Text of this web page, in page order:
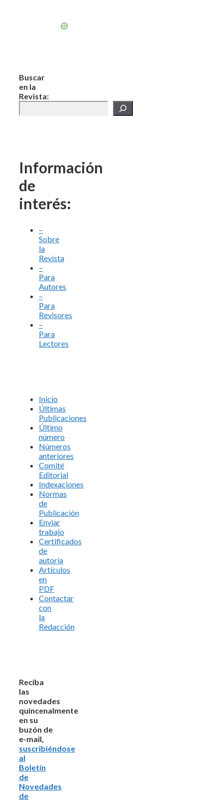
Buscar
en la
Revista:
Información
de
interés:
–
Sobre
la
Revista
–
Para
Autores
–
Para
Revisores
–
Para
Lectores
Inicio
Últimas
Publicaciones
Último
número
Números
anteriores
Comité
Editorial
Indexaciones
Normas
de
Publicación
Enviar
trabajo
Certificados
de
autoría
Artículos
en
PDF
Contactar
con
la
Redacción
Reciba
las
novedades
quincenalmente
en su
buzón de
e-mail,
suscribiéndose
al
Boletín
de
Novedades
de